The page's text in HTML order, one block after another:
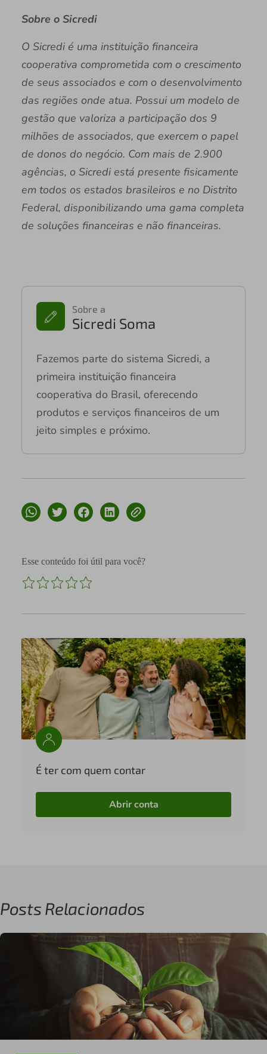
Sobre o Sicredi
O Sicredi é uma instituição financeira
cooperativa comprometida com o crescimento
de seus associados e com o desenvolvimento
das regiões onde atua. Possui um modelo de
gestão que valoriza a participação dos 9
milhões de associados, que exercem o papel
de donos do negócio. Com mais de 2.900
agências, o Sicredi está presente fisicamente
em todos os estados brasileiros e no Distrito
Federal, disponibilizando uma gama completa
de soluções financeiras e não financeiras.
Sobre a
Sicredi Soma
Fazemos parte do sistema Sicredi, a
primeira instituição financeira
cooperativa do Brasil, oferecendo
produtos e serviços financeiros de um
jeito simples e próximo.
Esse conteúdo foi útil para você?
É ter com quem contar
Abrir conta
Posts Relacionados